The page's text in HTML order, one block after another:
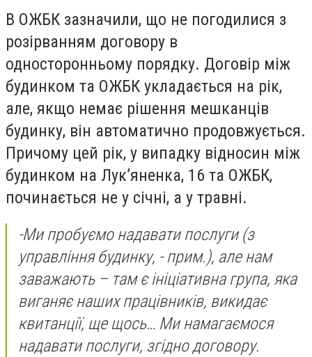
В ОЖБК зазначили, що не погодилися з
розірванням договору в
односторонньому порядку. Договір між
будинком та ОЖБК укладається на рік,
але, якщо немає рішення мешканців
будинку, він автоматично продовжується.
Причому цей рік, у випадку відносин між
будинком на Лук’яненка, 16 та ОЖБК,
починається не у січні, а у травні.
-Ми пробуємо надавати послуги(з
управління будинку, - прим.), але нам
заважають – там є ініціативна група, яка
виганяє наших працівників, викидає
квитанції, ще щось… Ми намагаємося
надавати послуги, згідно договору.